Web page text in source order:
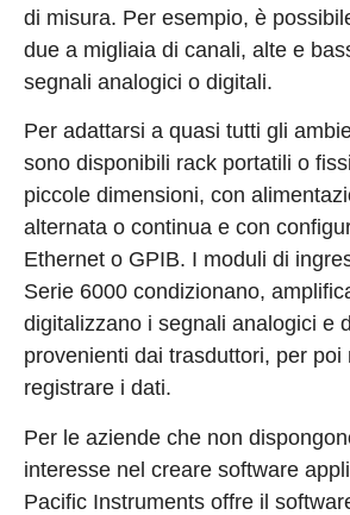
di misura. Per esempio, è
due a migliaia di canali, alte e
segnali analogici o digitali.
Per adattarsi a quasi tutti gli
sono disponibili rack portatili o
piccole dimensioni, con
alternata o continua e con
Ethernet o GPIB. I moduli di
Serie 6000 condizionano,
digitalizzano i segnali analogici e
provenienti dai trasduttori, per poi
registrare i dati.
Per le aziende che non
interesse nel creare software
Pacific Instruments offre il